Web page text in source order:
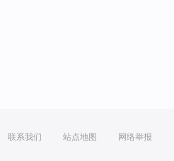
联系我们 站点地图 网络举报